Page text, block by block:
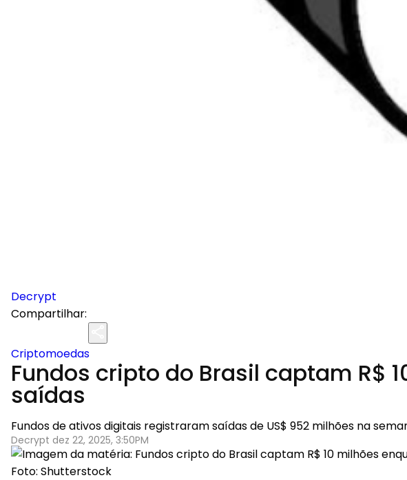
Decrypt
Compartilhar:
Criptomoedas
Fundos cripto do Brasil captam R$
saídas
Fundos de ativos digitais registraram saídas de US$ 952 milhões na
Decrypt dez 22, 2025, 3:50PM
Foto: Shutterstock